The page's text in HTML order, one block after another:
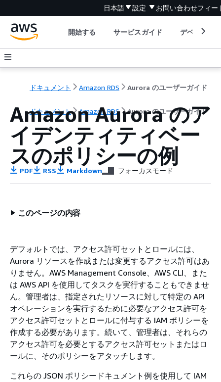
日本語 設定 お問い合わせフィー
開始する サービスガイド デベロッパ
ドキュメント Amazon RDS Aurora のユーザーガイド
ドキュメント Amazon RDS Aurora のユーザーガイド
Amazon Auroraのア
イデンティティベー
スのポリシーの例
PDF RSS Markdown フォーカスモード
このページの内容
デフォルトでは、アクセス許可セットとロールには、
Aurora リソースを作成または変更するアクセス許可はあ
りません。AWS Management Console、AWS CLI、また
は AWS API を使用してタスクを実行することもできませ
ん。管理者は、指定されたリソースに対して特定の API
オペレーションを実行するために必要なアクセス許可を
アクセス許可セットとロールに付与する IAM ポリシーを
作成する必要があります。続いて、管理者は、それらの
アクセス許可を必要とするアクセス許可セットまたはロ
ールに、そのポリシーをアタッチします。
これらの JSON ポリシードキュメント例を使用して IAM